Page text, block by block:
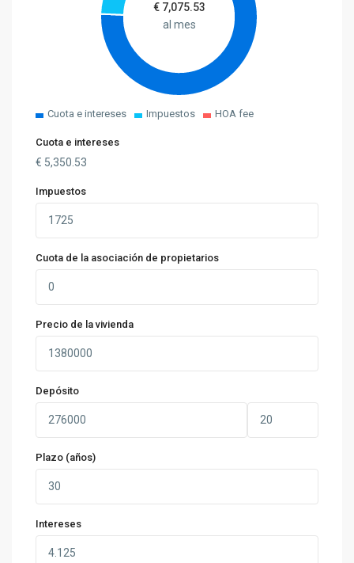
€ 7,075.53
al mes
Cuota e intereses Impuestos HOA fee
Cuota e intereses
€ 5,350.53
Impuestos
Cuota de la asociación de propietarios
Precio de la vivienda
Depósito
Plazo (años)
Intereses